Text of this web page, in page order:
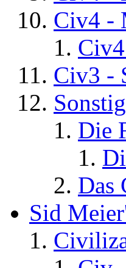
Civ4 -
Civ3 -
Die
Das
Sid